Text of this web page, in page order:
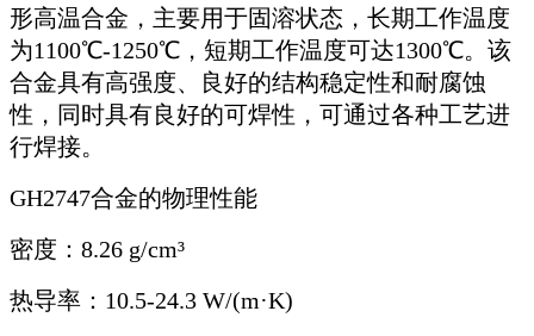
形高温合金，主要用于固溶状态，长期工作温度
为1100℃-1250℃，短期工作温度可达1300℃。该
合金具有高强度、良好的结构稳定性和耐腐蚀
性，同时具有良好的可焊性，可通过各种工艺进
行焊接。
GH2747合金的物理性能
密度：8.26 g/cm³
热导率：10.5-24.3 W/(m·K)